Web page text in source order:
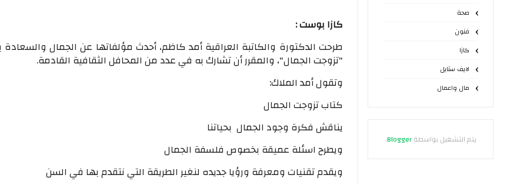
صحة
فنون
كازا
لايف ستايل
مال واعمال
يتم التشغيل بواسطةBlogger
.
كازا بوست :
طرحت الدكتورة والكاتبة العراقية أمد كاظم، أحدث مؤلفاتها عن الجمال والسعادة
"تزوجت الجمال"، والمقرر أن تشارك به في عدد من المحافل الثقافية القادمة.
وتقول أمد الملاك:
كتاب تزوجت الجمال
يناقش فكرة وجود الجمال بحياتنا
ويطرح اسئلة عميقة بخصوص فلسفة الجمال
ويقدم تقنيات ومعرفة ورؤيا جديده لنغير الطريقة التي نتقدم بها في السن